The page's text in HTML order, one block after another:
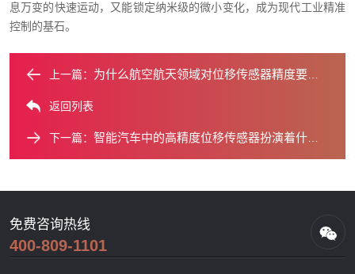
息万变的快速运动，又能锁定纳米级的微小变化，成为现代工业精准
控制的基石。
上一篇： 为什么航空航天领域对位移传感器精度要求如此苛刻？
返回列表
下一篇： 智能汽车中的高精度位移传感器扮演着什么角色？
免费咨询热线
400-809-1101